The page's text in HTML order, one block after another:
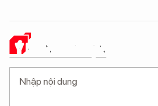
Ý KIẾN CỦA BẠN